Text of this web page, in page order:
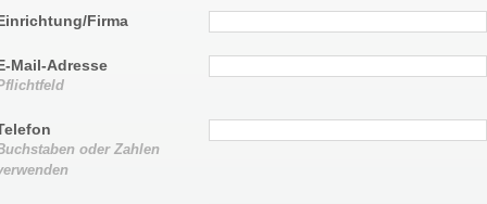
Firma
Mail-Adresse
oder Zahlen